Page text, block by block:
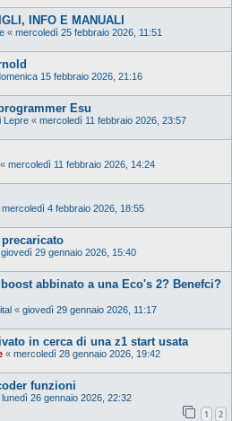
INFO E MANUALI
« mercoledì 25 febbraio 2026, 11:51
15 febbraio 2026, 21:16
Esu
Lepre « mercoledì 11 febbraio 2026, 23:57
« mercoledì 11 febbraio 2026, 14:24
mercoledì 4 febbraio 2026, 18:55
giovedì 29 gennaio 2026, 15:40
abbinato a una Eco's 2? Benefci?
« giovedì 29 gennaio 2026, 11:17
in cerca di una z1 start usata
« mercoledì 28 gennaio 2026, 19:42
funzioni
lunedì 26 gennaio 2026, 22:32
1 2